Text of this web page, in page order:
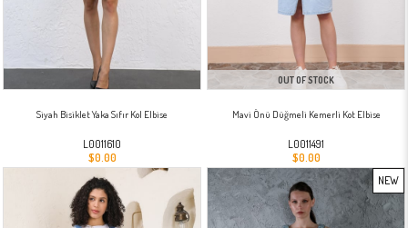
Siyah Bisiklet Yaka Sıfır Kol Elbise
L0011610
$0.00
OUT OF STOCK
Mavi Önü Düğmeli Kemerli Kot Elbise
L0011491
$0.00
NEW
ITEM